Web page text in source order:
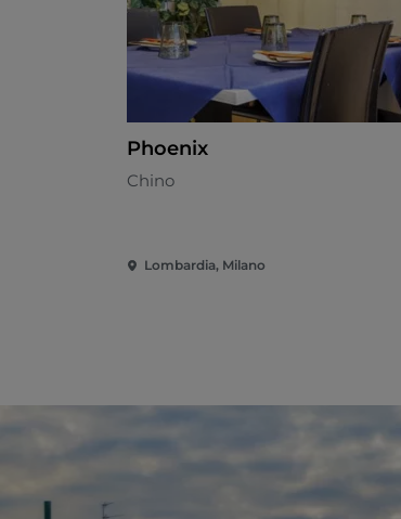
Phoenix
Chino
Lombardia, Milano